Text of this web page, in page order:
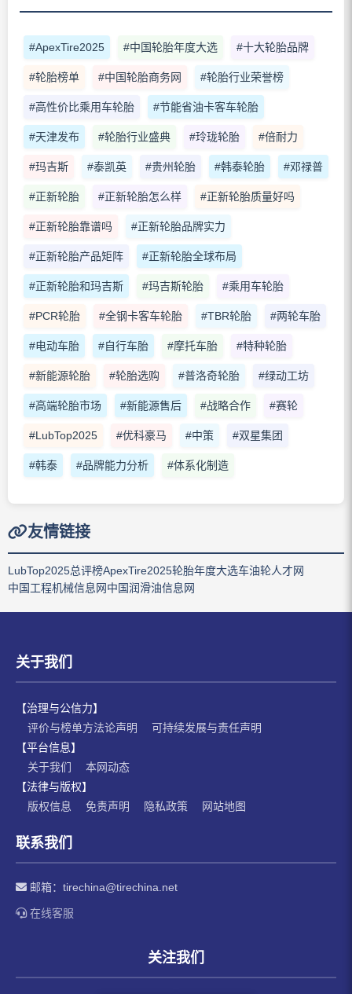
#ApexTire2025 #中国轮胎年度大选 #十大轮胎品牌
#轮胎榜单 #中国轮胎商务网 #轮胎行业荣誉榜
#高性价比乘用车轮胎 #节能省油卡客车轮胎
#天津发布 #轮胎行业盛典 #玲珑轮胎 #倍耐力
#玛吉斯 #泰凯英 #贵州轮胎 #韩泰轮胎 #邓禄普
#正新轮胎 #正新轮胎怎么样 #正新轮胎质量好吗
#正新轮胎靠谱吗 #正新轮胎品牌实力
#正新轮胎产品矩阵 #正新轮胎全球布局
#正新轮胎和玛吉斯 #玛吉斯轮胎 #乘用车轮胎
#PCR轮胎 #全钢卡客车轮胎 #TBR轮胎 #两轮车胎
#电动车胎 #自行车胎 #摩托车胎 #特种轮胎
#新能源轮胎 #轮胎选购 #普洛奇轮胎 #绿动工坊
#高端轮胎市场 #新能源售后 #战略合作 #赛轮
#LubTop2025 #优科豪马 #中策 #双星集团
#韩泰 #品牌能力分析 #体系化制造
友情链接
LubTop2025总评榜ApexTire2025轮胎年度大选车油轮人才网
中国工程机械信息网中国润滑油信息网
关于我们
【治理与公信力】
评价与榜单方法论声明
可持续发展与责任声明
【平台信息】
关于我们
本网动态
【法律与版权】
版权信息
免责声明 隐私政策 网站地图
联系我们
邮箱： tirechina@tirechina.net
在线客服
关注我们